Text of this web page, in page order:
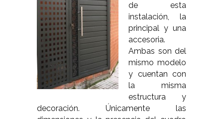
de esta
instalación, la
principal y una
accesoria.
Ambas son del
mismo modelo
y cuentan con
la misma
estructura y
decoración. Únicamente las